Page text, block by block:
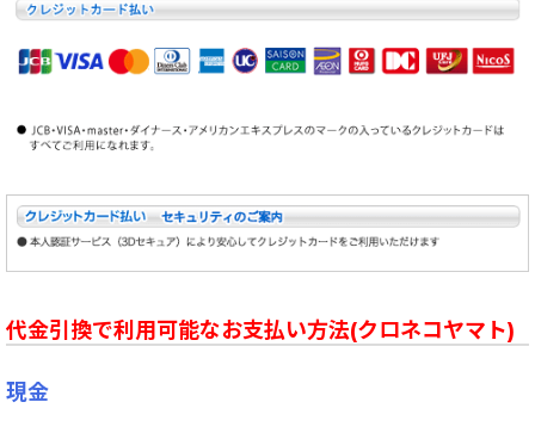
代金引換で利用可能なお支払い方法(クロネコヤマト)
現金